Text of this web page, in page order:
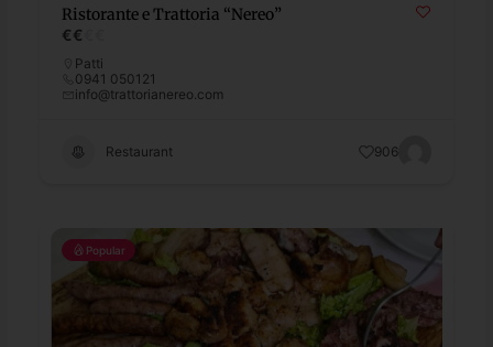
Ristorante e Trattoria “Nereo”
€€
Patti
0941 050121
info@trattorianereo.com
Restaurant 906
Popular